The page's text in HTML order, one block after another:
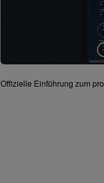
Offizielle Einführung zum